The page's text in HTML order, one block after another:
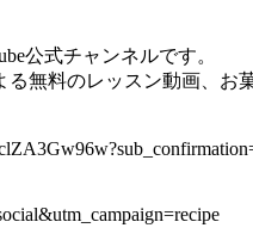
公式チャンネルです。
無料のレッスン動画、お